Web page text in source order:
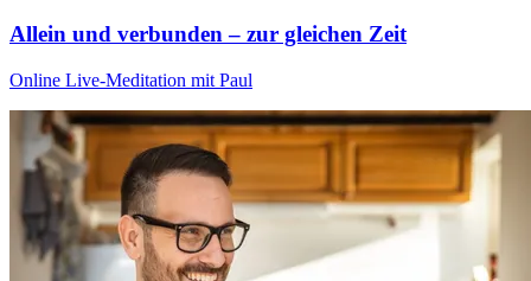
Allein und verbunden – zur gleichen Zeit
Online Live-Meditation mit Paul